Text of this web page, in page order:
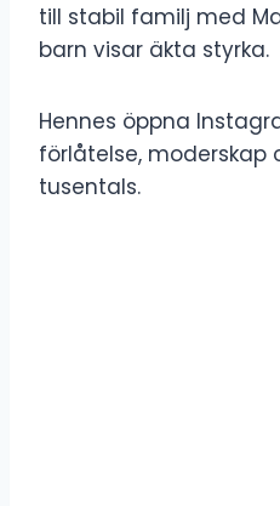
till stabil familj med
barn visar äkta styrka.
Hennes öppna
förlåtelse, moderskap
tusentals.